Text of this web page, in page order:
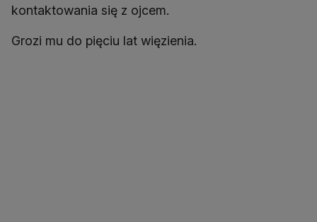
kontaktowania się z ojcem.
Grozi mu do pięciu lat więzienia.